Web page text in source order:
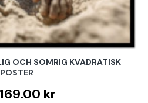
OCH SOMRIG KVADRATISK
POSTER
169.00 kr